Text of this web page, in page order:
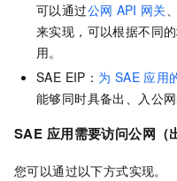
可以通过公网 API 网关
来实现，可以根据不同
用。
SAE EIP： 为 SAE 应用
能够同时具备出、入公网
SAE 应用需要访问公网（
您可以通过以下方式实现。